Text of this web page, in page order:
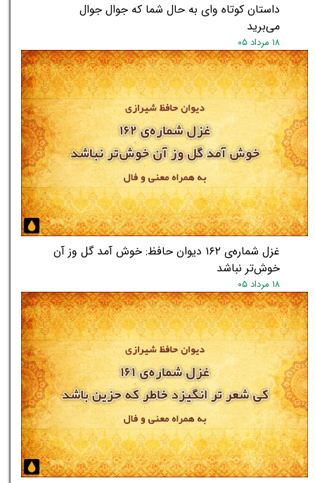
داستان کوتاه وای به حال شما که جوال جوال
می‌برید
۱۸ مرداد ۰۵
غزل شماره‌ی ۱۶۲ دیوان حافظ: خوش آمد گل وز آن
خوش‌تر نباشد
۱۸ مرداد ۰۵